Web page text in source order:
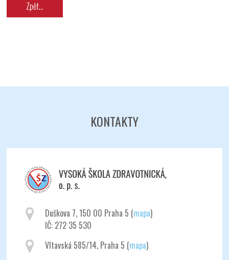
Zpět...
KONTAKTY
Duškova 7, 150 00 Praha 5 (mapa)
IČ: 272 35 530
Vltavská 585/14, Praha 5 (mapa)